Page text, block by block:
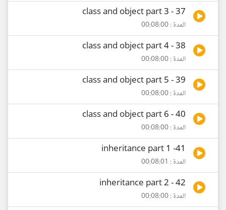
37 - class and object part 3
المدة : 00:08:00
38 - class and object part 4
المدة : 00:08:00
39 - class and object part 5
المدة : 00:08:00
40 - class and object part 6
المدة : 00:08:00
41- inheritance part 1
المدة : 00:08:01
42 - inheritance part 2
المدة : 00:08:00